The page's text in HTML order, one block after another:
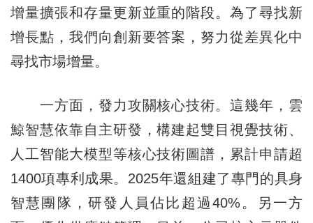
增量擴張和存量更新並重的階段。為了尋找新
增長點，我們向創新要答案，努力從差異化中
尋找市場增量。
一方面，發力攻關核心技術。這幾年，雲
鯨智慧依靠自主研發，構建起雙目視覺技術、
人工智能大模型等核心技術圖譜，累計申請超
1400項專利成果。2025年還組建了專門的具身
智慧團隊，研發人員佔比超過40%。另一方